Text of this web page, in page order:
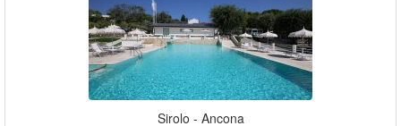
Sirolo - Ancona